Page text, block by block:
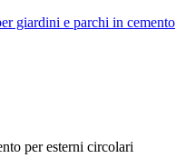
giardini e parchi in cemento
per esterni circolari